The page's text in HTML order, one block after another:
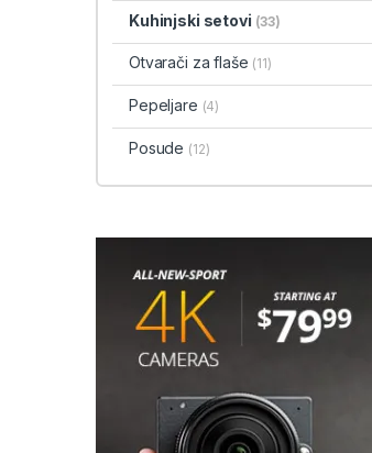
Kuhinjski setovi (33)
Otvarači za flaše (11)
Pepeljare (4)
Posude (12)